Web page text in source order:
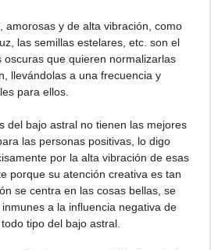
amorosas y de alta vibración, como
las semillas estelares, etc. son el
oscuras que quieren normalizarlas
llevándolas a una frecuencia y
para ellos.
del bajo astral no tienen las mejores
las personas positivas, lo digo
por la alta vibración de esas
porque su atención creativa es tan
se centra en las cosas bellas, se
a la influencia negativa de
tipo del bajo astral.